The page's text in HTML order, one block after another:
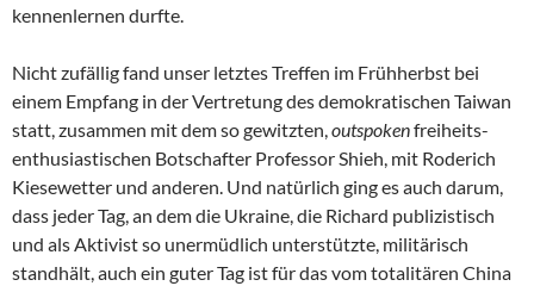
kennenlernen durfte.
Nicht zufällig fand unser letztes Treffen im Frühherbst bei
einem Empfang in der Vertretung des demokratischen Taiwan
statt, zusammen mit dem so gewitzten,outspokenfreiheits-
enthusiastischen Botschafter Professor Shieh, mit Roderich
Kiesewetter und anderen. Und natürlich ging es auch darum,
dass jeder Tag, an dem die Ukraine, die Richard publizistisch
und als Aktivist so unermüdlich unterstützte, militärisch
standhält, auch ein guter Tag ist für das vom totalitären China